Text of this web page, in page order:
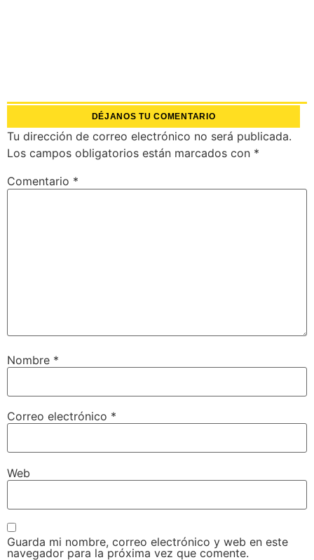
DÉJANOS TU COMENTARIO
Tu dirección de correo electrónico no será publicada.
Los campos obligatorios están marcados con *
Comentario *
Nombre *
Correo electrónico *
Web
Guarda mi nombre, correo electrónico y web en este
navegador para la próxima vez que comente.